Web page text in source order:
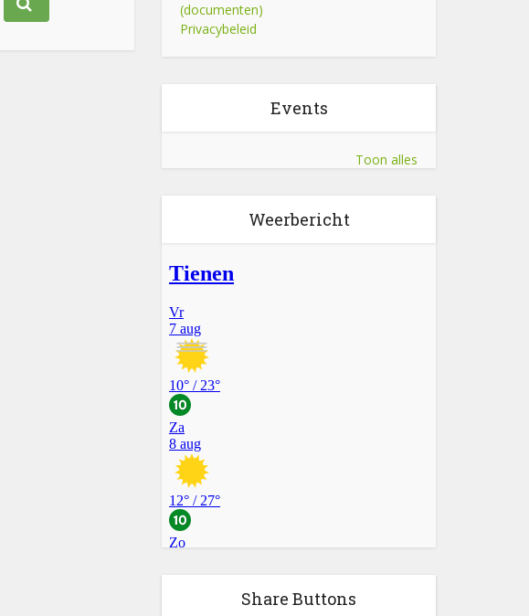
(documenten)
Privacybeleid
Events
Toon alles
Weerbericht
Share Buttons